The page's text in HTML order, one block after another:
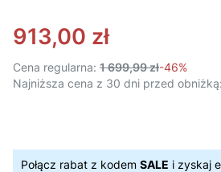
913,00 zł
Cena regularna: 1 699,99 zł-46%
Najniższa cena z 30 dni przed obniżką:
Połącz rabat z kodem SALE i zyskaj